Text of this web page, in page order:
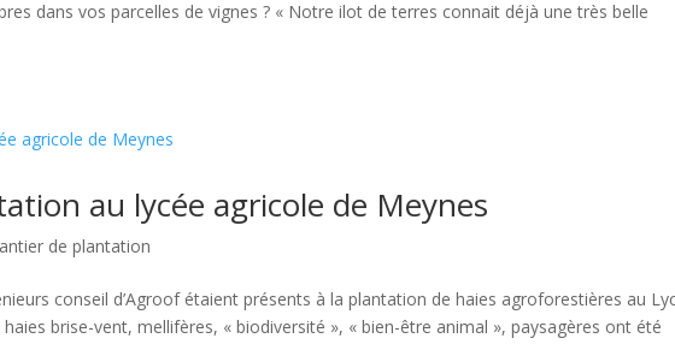
dans vos parcelles de vignes ? « Notre ilot de terres connait déjà une très belle
au lycée agricole de Meynes
de plantation
conseil d’Agroof étaient présents à la plantation de haies agroforestières au
brise-vent, mellifères, « biodiversité », « bien-être animal », paysagères ont été